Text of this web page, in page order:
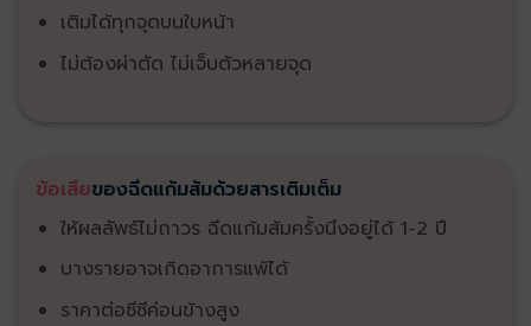
เติมได้ทุกจุดบนใบหน้า
ไม่ต้องผ่าตัด ไม่เจ็บตัวหลายจุด
ข้อเสียของฉีดแก้มส้มด้วยสารเติมเต็ม
ให้ผลลัพธ์ไม่ถาวร ฉีดแก้มส้มครั้งนึงอยู่ได้ 1-2 ปี
บางรายอาจเกิดอาการแพ้ได้
ราคาต่อซีซีค่อนข้างสูง